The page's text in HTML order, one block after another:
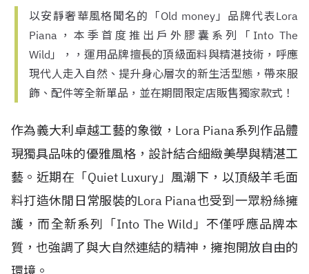
以安靜奢華風格聞名的「Old money」品牌代表Lora
Piana，本季首度推出戶外膠囊系列「Into The
Wild」，，運用品牌擅長的頂級面料與精湛技術，呼應
現代人走入自然、提升身心層次的新生活型態，帶來服
飾、配件等全新單品，並在期間限定店販售獨家款式！
作為義大利卓越工藝的象徵，Lora Piana系列作品體
現獨具品味的優雅風格，設計結合細緻美學與精湛工
藝。近期在「Quiet Luxury」風潮下，以頂級羊毛面
料打造休閒日常服裝的Lora Piana也受到一眾粉絲擁
護，而全新系列「Into The Wild」不僅呼應品牌本
質，也強調了與大自然連結的精神，擁抱開放自由的